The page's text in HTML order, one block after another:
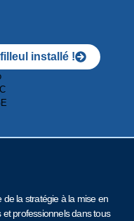
installé !
la stratégie à la mise en
professionnels dans tous